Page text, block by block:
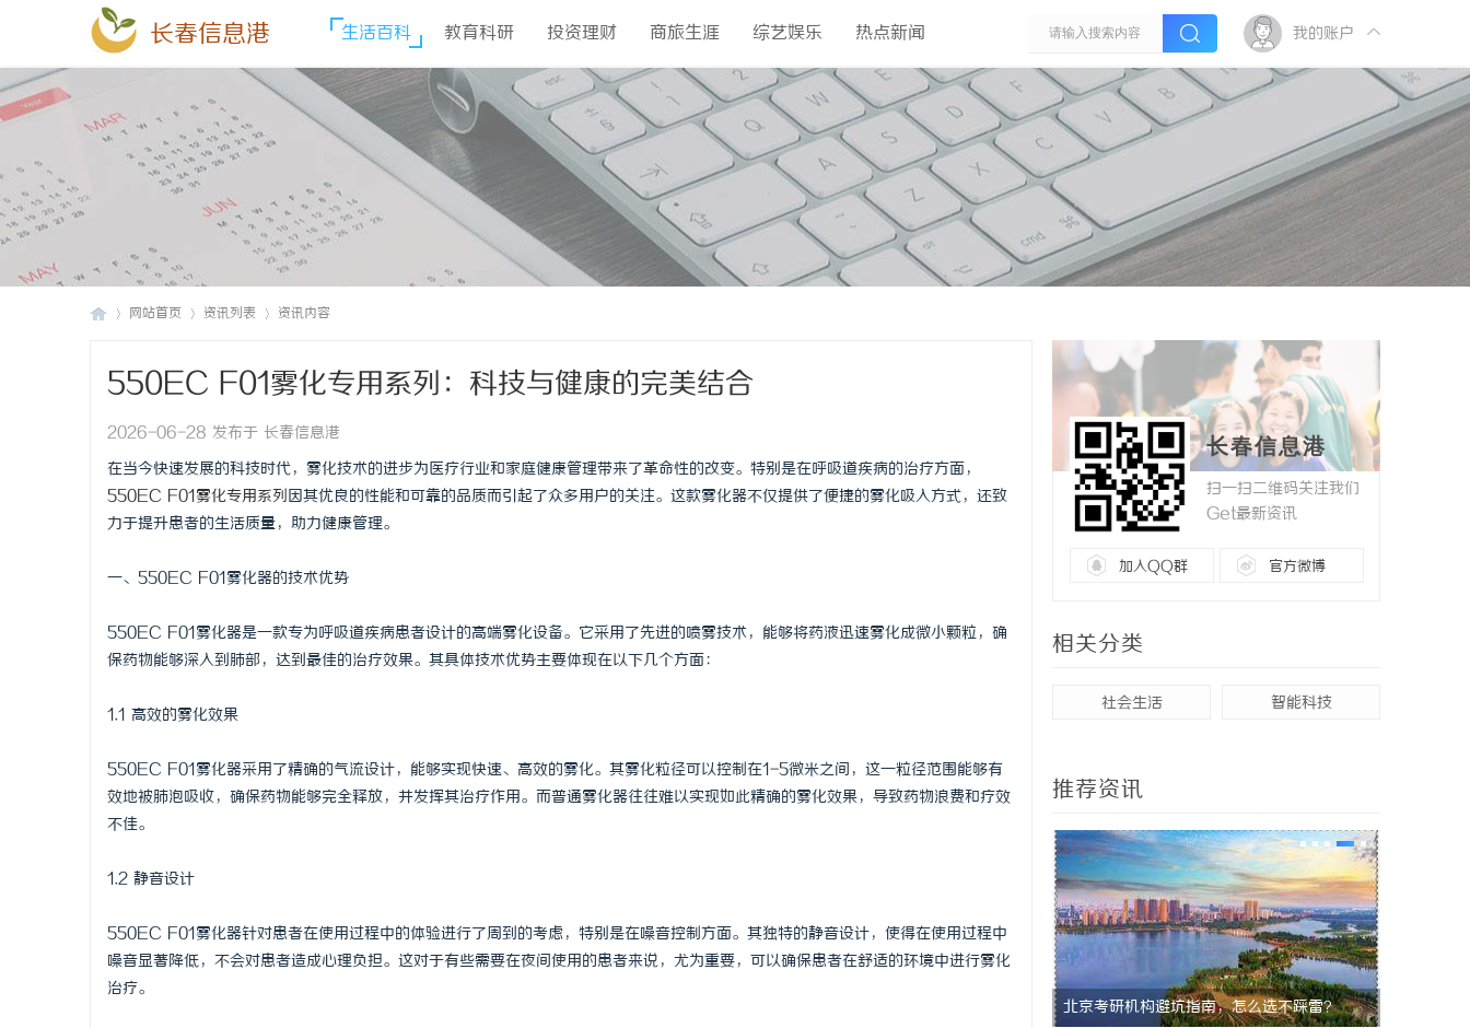
长春信息港 生活百科 教育科研 投资理财 商旅生涯 综艺娱乐 热点新闻 我的账户
网站首页 资讯列表 资讯内容
550EC F01雾化专用系列：科技与健康的完美结合
2026-06-28 发布于 长春信息港
在当今快速发展的科技时代，雾化技术的进步为医疗行业和家庭健康管理带来了革命性的改变。特别是在呼吸道疾病的治疗方面，
550EC F01雾化专用系列因其优良的性能和可靠的品质而引起了众多用户的关注。这款雾化器不仅提供了便捷的雾化吸入方式，还致
力于提升患者的生活质量，助力健康管理。
一、550EC F01雾化器的技术优势
550EC F01雾化器是一款专为呼吸道疾病患者设计的高端雾化设备。它采用了先进的喷雾技术，能够将药液迅速雾化成微小颗粒，确
保药物能够深入到肺部，达到最佳的治疗效果。其具体技术优势主要体现在以下几个方面：
1.1 高效的雾化效果
550EC F01雾化器采用了精确的气流设计，能够实现快速、高效的雾化。其雾化粒径可以控制在1-5微米之间，这一粒径范围能够有
效地被肺泡吸收，确保药物能够完全释放，并发挥其治疗作用。而普通雾化器往往难以实现如此精确的雾化效果，导致药物浪费和疗效
不佳。
1.2 静音设计
550EC F01雾化器针对患者在使用过程中的体验进行了周到的考虑，特别是在噪音控制方面。其独特的静音设计，使得在使用过程中
噪音显著降低，不会对患者造成心理负担。这对于有些需要在夜间使用的患者来说，尤为重要，可以确保患者在舒适的环境中进行雾化
治疗。
长春信息港
扫一扫二维码关注我们
Get最新资讯
加入QQ群 官方微博
相关分类
社会生活 智能科技
推荐资讯
北京考研机构避坑指南，怎么选不踩雷？